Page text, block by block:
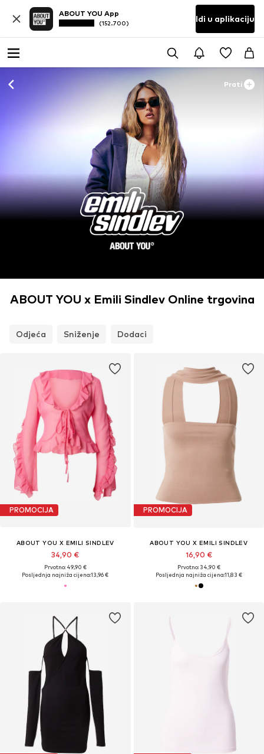
ABOUT YOU App
(152.700) Idi u aplikaciju
Prati
ABOUT YOU x Emili Sindlev Online trgovina
Odjeća Sniženje Dodaci
PROMOCIJA
ABOUT YOU X EMILI SINDLEV
34,90 €
Prvotno: 49,90 €
Posljednja najniža cijena:13,96 €
PROMOCIJA
ABOUT YOU X EMILI SINDLEV
16,90 €
Prvotno: 34,90 €
Posljednja najniža cijena:11,83 €